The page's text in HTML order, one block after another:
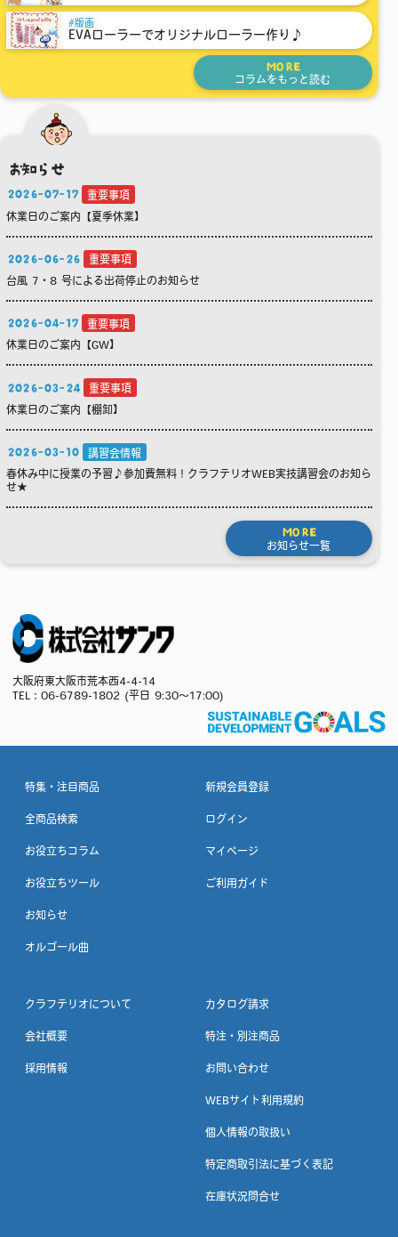
版画
EVAローラーでオリジナルローラー作り♪
MORE
コラムをもっと読む
お知らせ
2026-07-17
重要事項
休業日のご案内【夏季休業】
2026-06-26
重要事項
台風 7・8 号による出荷停止のお知らせ
2026-04-17
重要事項
休業日のご案内【GW】
2026-03-24
重要事項
休業日のご案内【棚卸】
2026-03-10
講習会情報
春休み中に授業の予習♪参加費無料！クラフテリオWEB実技講習会のお知ら
せ★
MORE
お知らせ一覧
大阪府東大阪市荒本西4-4-14
TEL： 06-6789-1802 (平日 9:30～17:00)
特集・注目商品
全商品検索
お役立ちコラム
お役立ちツール
お知らせ
オルゴール曲
新規会員登録
ログイン
マイページ
ご利用ガイド
クラフテリオについて
会社概要
採用情報
カタログ請求
特注・別注商品
お問い合わせ
WEBサイト利用規約
個人情報の取扱い
特定商取引法に基づく表記
在庫状況問合せ